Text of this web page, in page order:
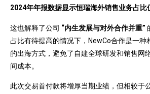
2024年年报数据显示恒瑞海外销售业务占比
这也解释了公司 “内生发展与对外合作并重”
占比有待提高的情况下，NewCo合作是一种
的出海方式，避免了自建全球研发和销售网
间成本。
此次交易首付款将增厚当期业绩，但相较于